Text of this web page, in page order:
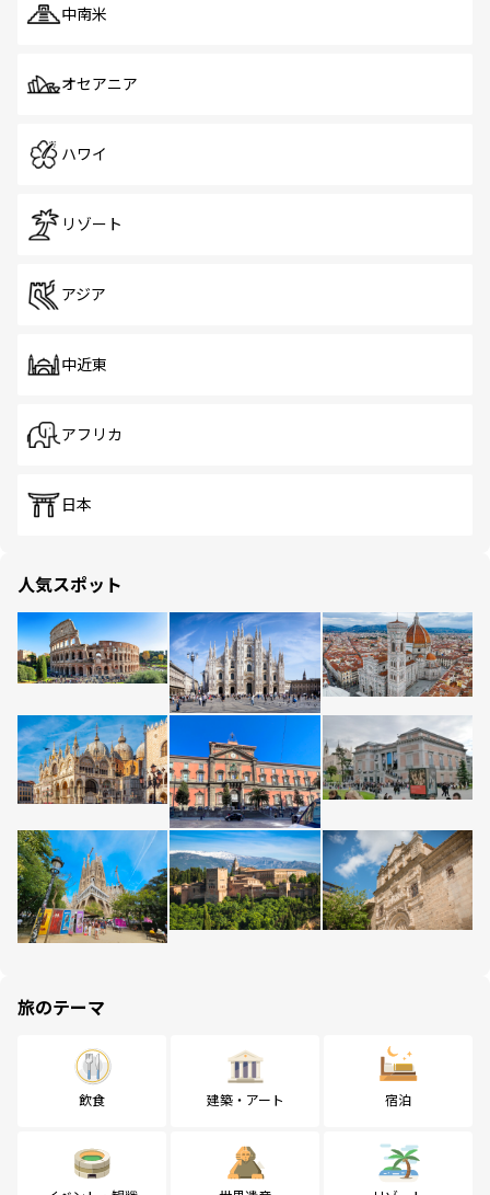
中南米
オセアニア
ハワイ
リゾート
アジア
中近東
アフリカ
日本
人気スポット
旅のテーマ
飲食 建築・アート 宿泊